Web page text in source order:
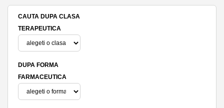
CAUTA DUPA CLASA
TERAPEUTICA
DUPA FORMA
FARMACEUTICA